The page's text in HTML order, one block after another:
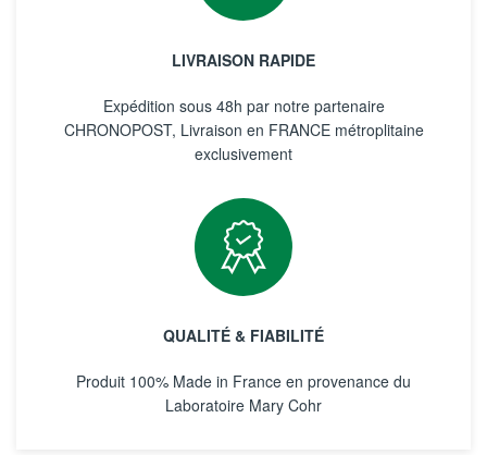
LIVRAISON RAPIDE
Expédition sous 48h par notre partenaire
CHRONOPOST, Livraison en FRANCE métroplitaine
exclusivement
QUALITÉ & FIABILITÉ
Produit 100% Made in France en provenance du
Laboratoire Mary Cohr